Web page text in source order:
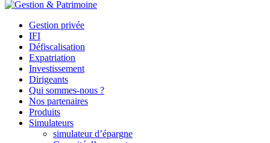
Gestion privée
IFI
Défiscalisation
Expatriation
Investissement
Dirigeants
Qui sommes-nous ?
Nos partenaires
Produits
Simulateurs
simulateur d’épargne